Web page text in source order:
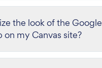
the look of the Google
on my Canvas site?